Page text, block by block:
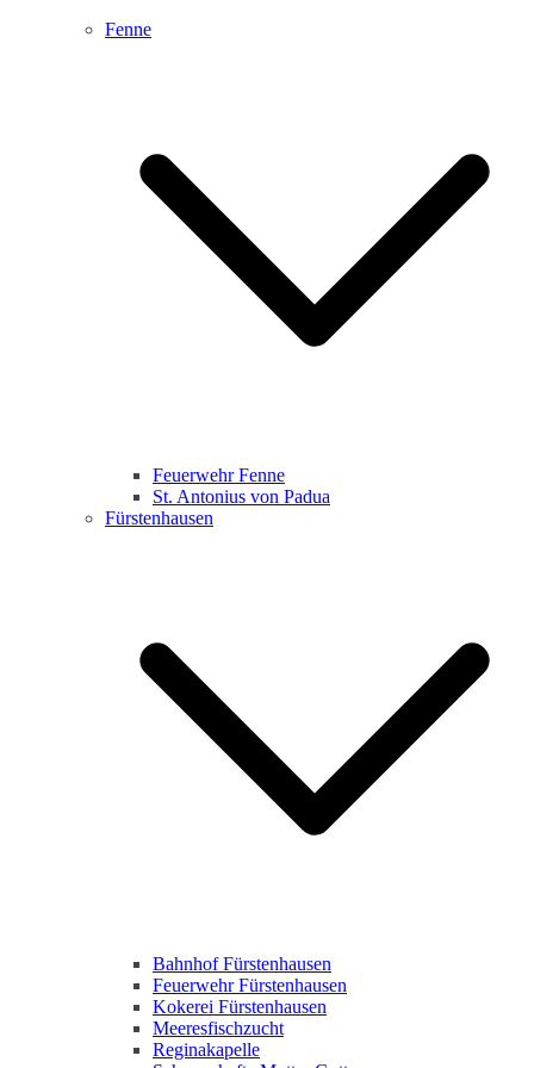
Fenne
Feuerwehr Fenne
St. Antonius von Padua
Fürstenhausen
Bahnhof Fürstenhausen
Feuerwehr Fürstenhausen
Kokerei Fürstenhausen
Meeresfischzucht
Reginakapelle